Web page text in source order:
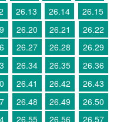
26.13 26.14
26.15
26.20 26.21
26.22
26.27 26.28
26.29
26.34 26.35
26.36
26.41 26.42
26.43
26.48 26.49
26.50
26.55 26.56
26.57